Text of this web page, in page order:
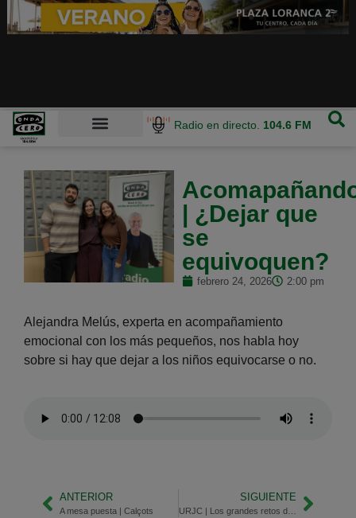
Radio en directo. 104.6 FM
| ¿Dejar que
se
equivoquen?
febrero 24, 2026 2:00 pm
Alejandra Melús, experta en acompañamiento
emocional con los más pequeños, nos habla hoy
sobre si hay que dejar a los niños equivocarse o no.
ANTERIOR
A mesa puesta | Calçots
SIGUIENTE
URJC | Los grandes retos de la Fabricación 3D